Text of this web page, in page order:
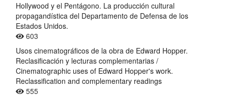
Hollywood y el Pentágono. La producción cultural
propagandística del Departamento de Defensa de los
Estados Unidos.
603
Usos cinematográficos de la obra de Edward Hopper.
Reclasificación y lecturas complementarias /
Cinematographic uses of Edward Hopper's work.
Reclassification and complementary readings
555